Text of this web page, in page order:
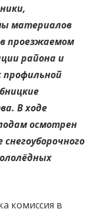
материалов
проезжаемом
района и
профильной
В ходе
осмотрен
комиссия в